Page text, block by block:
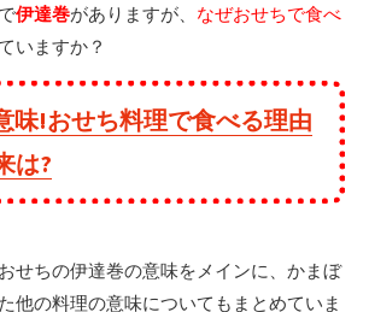
伊達巻がありますが、 なぜおせちで食べ
いますか？
味!おせち料理で食べる理由
は?
せちの伊達巻の意味をメインに、かまぼ
他の料理の意味についてもまとめていま